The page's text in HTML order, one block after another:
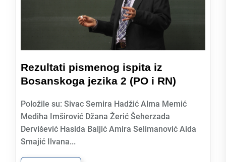
Rezultati pismenog ispita iz
Bosanskoga jezika 2 (PO i RN)
Položile su: Sivac Semira Hadžić Alma Memić
Mediha Imširović Džana Žerić Šeherzada
Dervišević Hasida Baljić Amira Selimanović Aida
Smajić Ilvana...